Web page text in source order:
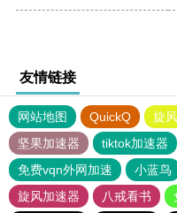
友情链接
网站地图 QuickQ 旋
坚果加速器
tiktok加速器
免费vqn外网加速
小蓝鸟
旋风加速器
八戒看书